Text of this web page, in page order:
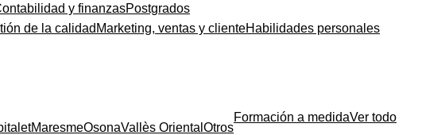
y finanzasPostgrados
de la calidad Marketing, ventas y clienteHabilidades personales
MaresmeOsonaVallès Oriental Otros
Formación a medidaVer todo